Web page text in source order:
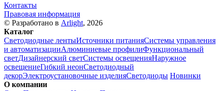
Контакты
Правовая информация
© Разработано в Arlight, 2026
Каталог
Светодиодные лентыИсточники питанияСистемы управления
и автоматизацииАлюминиевые профилиФункциональный
светДизайнерский светСистемы освещенияНаружное
освещениеГибкий неонСветодиодный
декорЭлектроустановочные изделияСветодиоды Новинки
О компании